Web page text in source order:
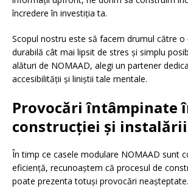
încredere în investiția ta.
Scopul nostru este să facem drumul către o
durabilă cât mai lipsit de stres și simplu
alături de NOMAAD, alegi un partener
accesibilității și liniștii tale mentale.
Provocări întâmpinate
construcției și instalării
În timp ce casele modulare NOMAAD sunt
eficiență, recunoaștem că procesul de
poate prezenta totuși provocări